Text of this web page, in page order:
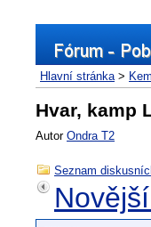
Hlavní stránka>
Hvar, kamp
Autor Ondra T2
Seznam